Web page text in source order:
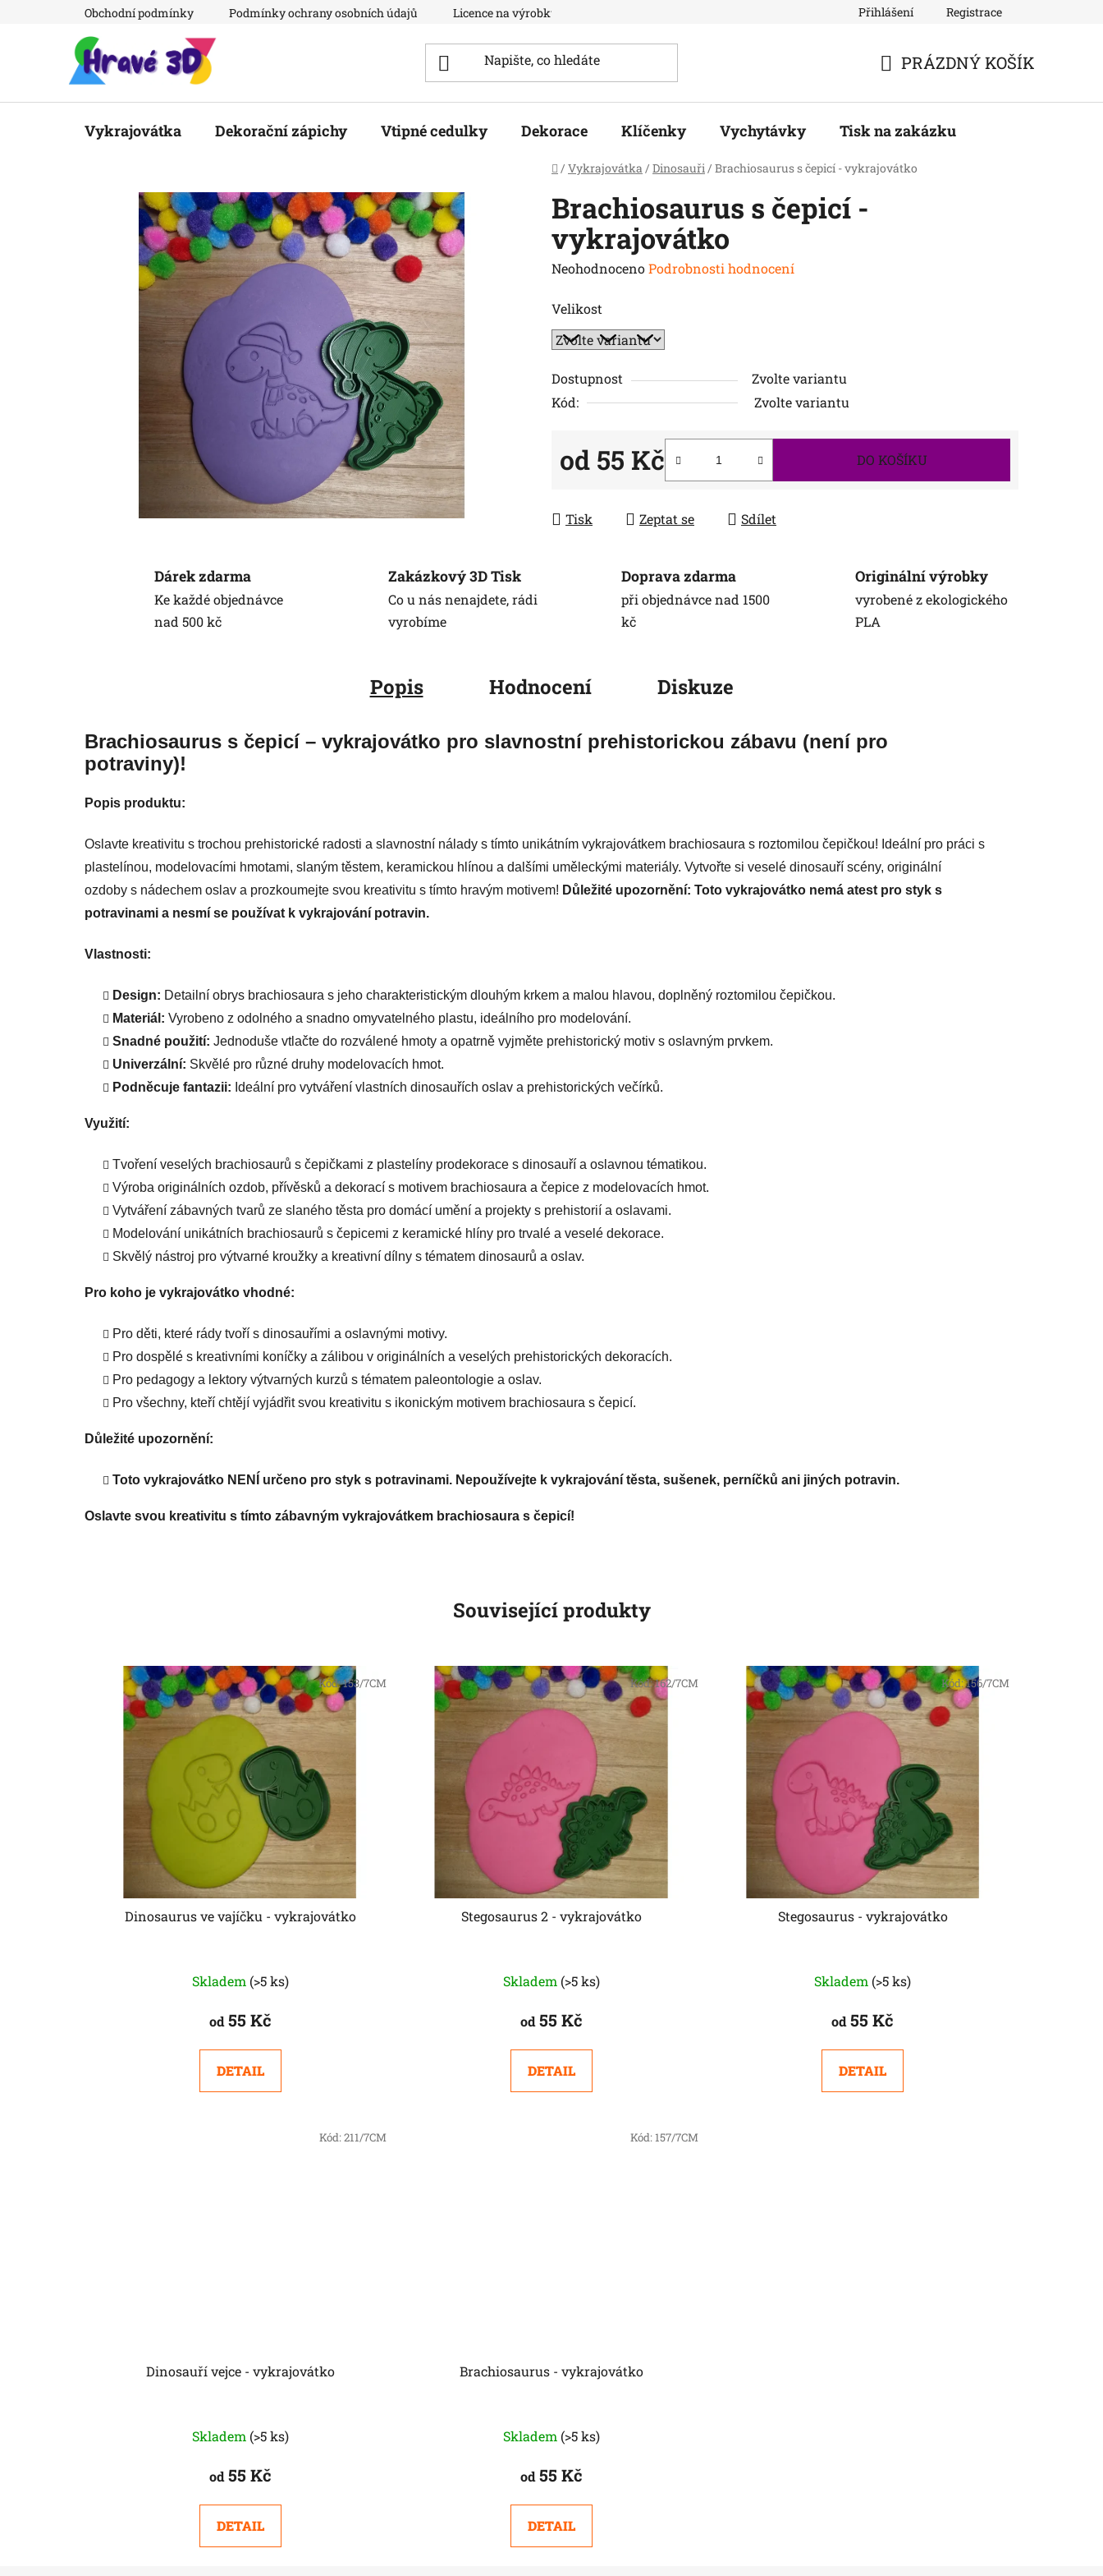
Obchodní podmínky Podmínky ochrany osobních údajů Licence na výrobky Přihlášení Registrace
KOŠÍK
PRÁZDNÝ KOŠÍK
Vykrajovátka Dekorační zápichy Vtipné cedulky Dekorace Klíčenky Vychytávky Tisk na zakázku
Domů
/ Vykrajovátka / Dinosauři / Brachiosaurus s čepicí - vykrajovátko
Brachiosaurus s čepicí -
vykrajovátko
Průměrné
produktu
je
0,0
z
5
NeohodnocenoPodrobnosti hodnocení
Velikost
Dostupnost
Zvolte variantu
Kód:
Zvolte variantu
od 55 Kč DO KOŠÍKU
Tisk Zeptat se Sdílet
Dárek zdarma
Ke každé objednávce
nad 500 kč
Zakázkový 3D Tisk
Co u nás nenajdete, rádi
vyrobíme
Doprava zdarma
při objednávce nad 1500
kč
Originální výrobky
vyrobené z ekologického
PLA
Popis Hodnocení Diskuze
Brachiosaurus s čepicí – vykrajovátko pro slavnostní prehistorickou zábavu (není pro
potraviny)!
Popis produktu:
Oslavte kreativitu s trochou prehistorické radosti a slavnostní nálady s tímto unikátním vykrajovátkem brachiosaura s roztomilou čepičkou! Ideální pro práci s
plastelínou, modelovacími hmotami, slaným těstem, keramickou hlínou a dalšími uměleckými materiály. Vytvořte si veselé dinosauří scény, originální
ozdoby s nádechem oslav a prozkoumejte svou kreativitu s tímto hravým motivem! Důležité upozornění: Toto vykrajovátko nemá atest pro styk s
potravinami a nesmí se používat k vykrajování potravin.
Vlastnosti:
Design: Detailní obrys brachiosaura s jeho charakteristickým dlouhým krkem a malou hlavou, doplněný roztomilou čepičkou.
Materiál: Vyrobeno z odolného a snadno omyvatelného plastu, ideálního pro modelování.
Snadné použití: Jednoduše vtlačte do rozválené hmoty a opatrně vyjměte prehistorický motiv s oslavným prvkem.
Univerzální: Skvělé pro různé druhy modelovacích hmot.
Podněcuje fantazii: Ideální pro vytváření vlastních dinosauřích oslav a prehistorických večírků.
Využití:
Tvoření veselých brachiosaurů s čepičkami z plastelíny prodekorace s dinosauří a oslavnou tématikou.
Výroba originálních ozdob, přívěsků a dekorací s motivem brachiosaura a čepice z modelovacích hmot.
Vytváření zábavných tvarů ze slaného těsta pro domácí umění a projekty s prehistorií a oslavami.
Modelování unikátních brachiosaurů s čepicemi z keramické hlíny pro trvalé a veselé dekorace.
Skvělý nástroj pro výtvarné kroužky a kreativní dílny s tématem dinosaurů a oslav.
Pro koho je vykrajovátko vhodné:
Pro děti, které rády tvoří s dinosauřími a oslavnými motivy.
Pro dospělé s kreativními koníčky a zálibou v originálních a veselých prehistorických dekoracích.
Pro pedagogy a lektory výtvarných kurzů s tématem paleontologie a oslav.
Pro všechny, kteří chtějí vyjádřit svou kreativitu s ikonickým motivem brachiosaura s čepicí.
Důležité upozornění:
Toto vykrajovátko NENÍ určeno pro styk s potravinami. Nepoužívejte k vykrajování těsta, sušenek, perníčků ani jiných potravin.
Oslavte svou kreativitu s tímto zábavným vykrajovátkem brachiosaura s čepicí!
Související produkty
Dinosaurus ve vajíčku - vykrajovátko
Skladem (>5 ks)
od55 Kč
DETAIL
Kód:153/7CM
Stegosaurus 2 - vykrajovátko
Skladem (>5 ks)
od55 Kč
DETAIL
Kód:162/7CM
Stegosaurus - vykrajovátko
Skladem (>5 ks)
od55 Kč
DETAIL
Kód:156/7CM
Dinosauří vejce - vykrajovátko
Skladem (>5 ks)
od55 Kč
DETAIL
Kód:211/7CM
Brachiosaurus - vykrajovátko
Skladem (>5 ks)
od55 Kč
DETAIL
Kód:157/7CM